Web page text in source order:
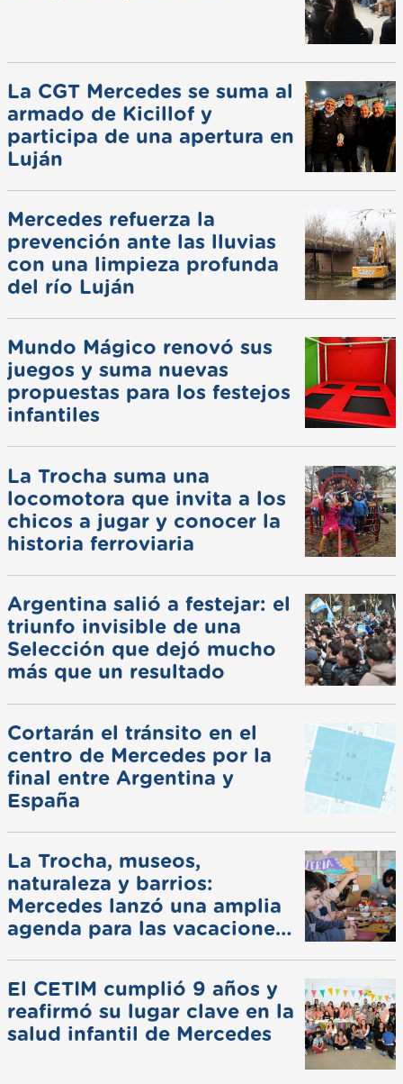
La CGT Mercedes se suma al
armado de Kicillof y
participa de una apertura en
Luján
Mercedes refuerza la
prevención ante las lluvias
con una limpieza profunda
del río Luján
Mundo Mágico renovó sus
juegos y suma nuevas
propuestas para los festejos
infantiles
La Trocha suma una
locomotora que invita a los
chicos a jugar y conocer la
historia ferroviaria
Argentina salió a festejar: el
triunfo invisible de una
Selección que dejó mucho
más que un resultado
Cortarán el tránsito en el
centro de Mercedes por la
final entre Argentina y
España
La Trocha, museos,
naturaleza y barrios:
Mercedes lanzó una amplia
agenda para las vacaciones
El CETIM cumplió 9 años y
reafirmó su lugar clave en la
salud infantil de Mercedes